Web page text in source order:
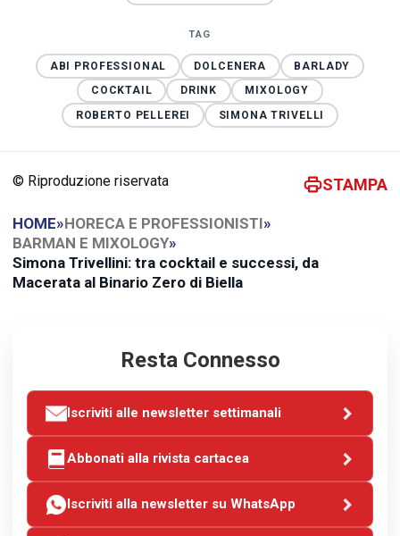
TAG
ABI PROFESSIONAL DOLCENERA
BARLADY
COCKTAIL
DRINK
MIXOLOGY
ROBERTO PELLEREI
SIMONA TRIVELLI
© Riproduzione riservata STAMPA
HOME»HORECA E PROFESSIONISTI»
BARMAN E MIXOLOGY»
Simona Trivellini: tra cocktail e successi, da
Macerata al Binario Zero di Biella
Resta Connesso
Iscriviti alle newsletter settimanali
Abbonati alla rivista cartacea
Iscriviti alla newsletter su WhatsApp